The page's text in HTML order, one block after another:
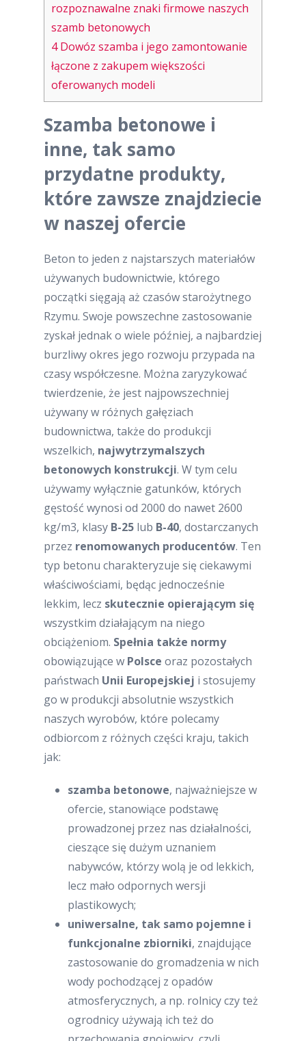
rozpoznawalne znaki firmowe naszych
szamb betonowych
4Dowóz szamba i jego zamontowanie
łączone z zakupem większości
oferowanych modeli
Szamba betonowe i
inne, tak samo
przydatne produkty,
które zawsze znajdziecie
w naszej ofercie
Beton to jeden z najstarszych materiałów
używanych budownictwie, którego
początki sięgają aż czasów starożytnego
Rzymu. Swoje powszechne zastosowanie
zyskał jednak o wiele później, a najbardziej
burzliwy okres jego rozwoju przypada na
czasy współczesne. Można zaryzykować
twierdzenie, że jest najpowszechniej
używany w różnych gałęziach
budownictwa, także do produkcji
wszelkich, najwytrzymalszych
betonowych konstrukcji. W tym celu
używamy wyłącznie gatunków, których
gęstość wynosi od 2000 do nawet 2600
kg/m3, klasy B-25 lub B-40, dostarczanych
przez renomowanych producentów. Ten
typ betonu charakteryzuje się ciekawymi
właściwościami, będąc jednocześnie
lekkim, lecz skutecznie opierającym się
wszystkim działającym na niego
obciążeniom. Spełnia także normy
obowiązujące w Polsce oraz pozostałych
państwach Unii Europejskiej i stosujemy
go w produkcji absolutnie wszystkich
naszych wyrobów, które polecamy
odbiorcom z różnych części kraju, takich
jak:
szamba betonowe, najważniejsze w
ofercie, stanowiące podstawę
prowadzonej przez nas działalności,
cieszące się dużym uznaniem
nabywców, którzy wolą je od lekkich,
lecz mało odpornych wersji
plastikowych;
uniwersalne, tak samo pojemne i
funkcjonalne zbiorniki, znajdujące
zastosowanie do gromadzenia w nich
wody pochodzącej z opadów
atmosferycznych, a np. rolnicy czy też
ogrodnicy używają ich też do